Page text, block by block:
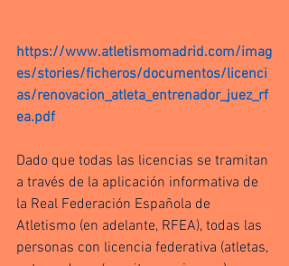
https://www.atletismomadrid.com/imag
es/stories/ficheros/documentos/licenci
as/renovacion_atleta_entrenador_juez_rf
ea.pdf
Dado que todas las licencias se tramitan
a través de la aplicación informativa de
la Real Federación Española de
Atletismo (en adelante, RFEA), todas las
personas con licencia federativa (atletas,